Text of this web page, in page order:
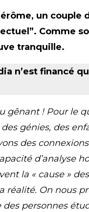
un couple
Comme
tranquille.
n’est financé
gênant ! Pour le
génies, des
des
d’analyse
la « cause »
réalité. On nous
personnes